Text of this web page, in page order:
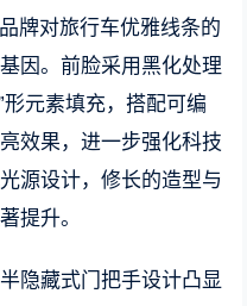
牌对旅行车优雅线条的
因。前脸采用黑化处理
形元素填充，搭配可编
效果，进一步强化科技
源设计，修长的造型与
提升。
隐藏式门把手设计凸显